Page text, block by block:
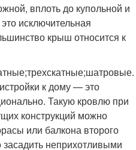
вплоть до купольной и
исключительная
крыш относится к
к дому — это
Такую кровлю при
конструкций можно
или балкона второго
неприхотливыми